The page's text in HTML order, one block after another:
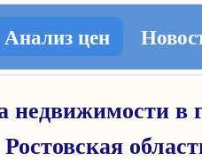
Анализ цен
недвижимости в
Ростовская